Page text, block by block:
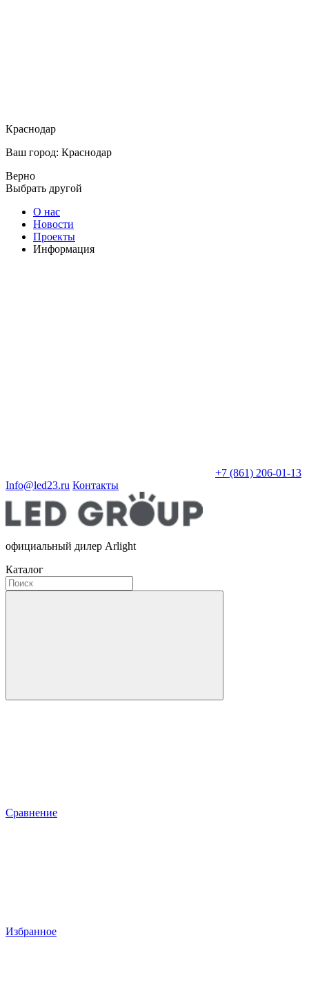
Краснодар
Ваш город: Краснодар
Верно
Выбрать другой
О нас
Новости
Проекты
Информация
+7 (861) 206-01-13
Info@led23.ru Контакты
официальный дилер Arlight
Каталог
Сравнение
Избранное